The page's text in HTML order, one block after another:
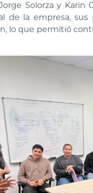
Solorza y Karin
de la empresa,
lo que permitió